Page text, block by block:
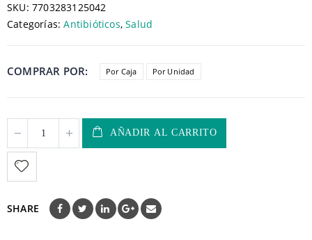
SKU: 7703283125042
Categorías:Antibióticos,Salud
COMPRAR POR Por Caja Por Unidad
AÑADIR AL CARRITO
SHARE